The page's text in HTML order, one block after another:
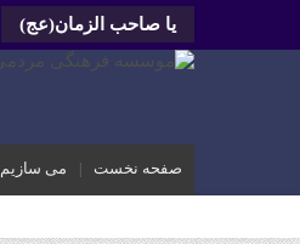
یا صاحب الزمان(عج)
صفحه نخست می سازیم
دیدار